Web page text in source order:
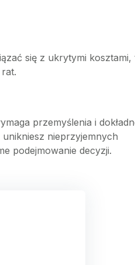
się z ukrytymi kosztami,
przemyślenia i
nieprzyjemnych
podejmowanie decyzji.